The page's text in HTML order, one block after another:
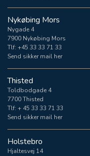
Nykøbing Mors
Nygade 4
7900 Nykøbing Mors
Tlf: +45 33 33 71 33
Send sikker mail her
Thisted
Toldbodgade 4
7700 Thisted
Tlf: + 45 33 33 71 33
Send sikker mail her
Holstebro
Hjaltesvej 14